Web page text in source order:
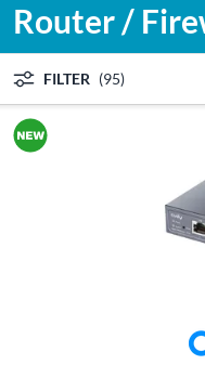
Router /
FILTER (95)